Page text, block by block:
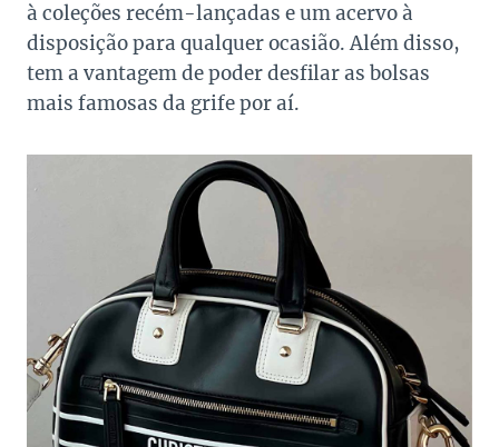
à coleções recém-lançadas e um acervo à
disposição para qualquer ocasião. Além disso,
tem a vantagem de poder desfilar as bolsas
mais famosas da grife por aí.